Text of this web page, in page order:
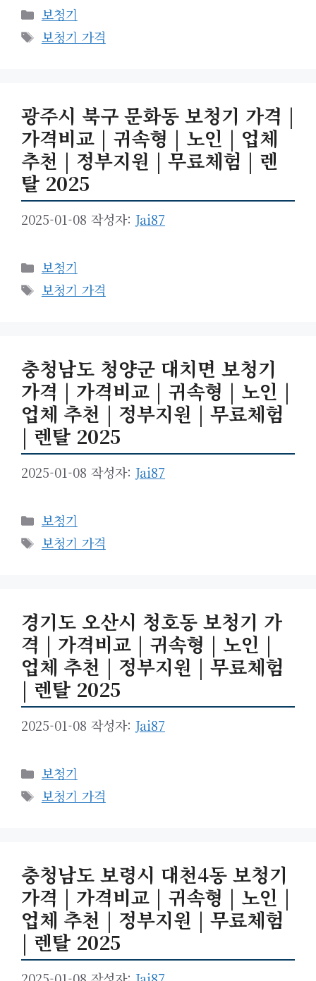
카
테
고
보청기
태
보청기 가격
광주시 북구 문화동 보청기 가격 |
가격비교 | 귀속형 | 노인 | 업체
추천 | 정부지원 | 무료체험 | 렌
탈 2025
2025-01-08 작성자: Jai87
카
테
고
보청기
태
보청기 가격
충청남도 청양군 대치면 보청기
가격 | 가격비교 | 귀속형 | 노인 |
업체 추천 | 정부지원 | 무료체험
| 렌탈 2025
2025-01-08 작성자: Jai87
카
테
고
보청기
태
보청기 가격
경기도 오산시 청호동 보청기 가
격 | 가격비교 | 귀속형 | 노인 |
업체 추천 | 정부지원 | 무료체험
| 렌탈 2025
2025-01-08 작성자: Jai87
카
테
고
보청기
태
보청기 가격
충청남도 보령시 대천4동 보청기
가격 | 가격비교 | 귀속형 | 노인 |
업체 추천 | 정부지원 | 무료체험
| 렌탈 2025